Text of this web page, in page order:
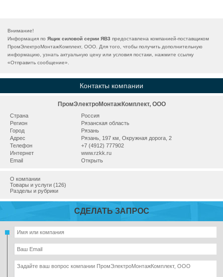
Внимание!
Информация по Ящик силовой серии ЯВ3 предоставлена компанией-поставщиком
ПромЭлектроМонтажКомплект, ООО. Для того, чтобы получить дополнительную
информацию, узнать актуальную цену или условия постаки, нажмите ссылку
«Отправить сообщение».
Контакты компании
ПромЭлектроМонтажКомплект, ООО
Страна
Россия
Регион
Рязанская область
Город
Рязань
Адрес
Рязань, 197 км, Окружная дорога, 2
Телефон
+7 (4912) 777902
Интернет
www.rzkk.ru
Email
Открыть
О компании
Товары и услуги (126)
Разделы и рубрики
СДЕЛАТЬ ЗАПРОС